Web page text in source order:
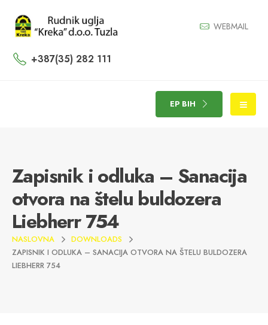
WEBMAIL
+387(35) 282 111
EP BIH
Zapisnik i odluka – Sanacija
otvora na štelu buldozera
Liebherr 754
NASLOVNA
DOWNLOADS
ZAPISNIK I ODLUKA – SANACIJA OTVORA NA ŠTELU BULDOZERA
LIEBHERR 754